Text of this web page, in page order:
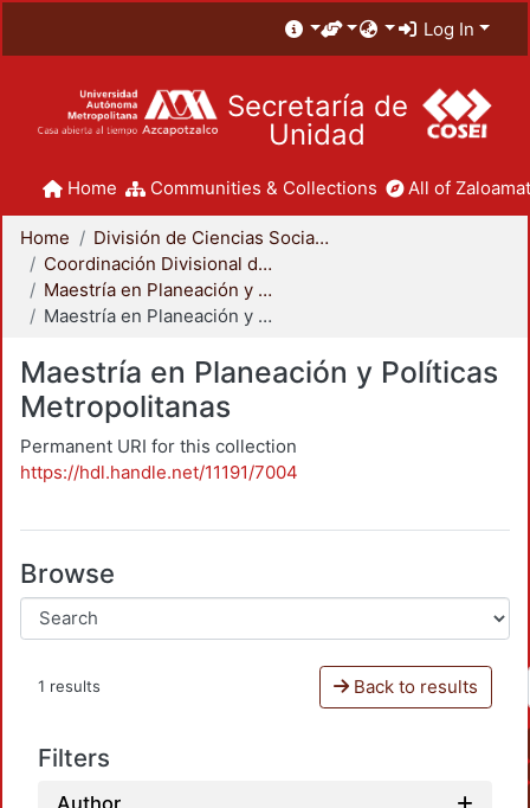
Log In
Secretaría de
Unidad
Home Communities & Collections All of
Home
División de Ciencias Sociales y Humanidades
Coordinación Divisional de Posgrado
Maestría en Planeación y Políticas Metropolitanas
Maestría en Planeación y Políticas Metropolitanas
Maestría en Planeación y Políticas
Metropolitanas
Permanent URI for this collection
https://hdl.handle.net/11191/7004
Browse
1 results Back to results
Filters
Author